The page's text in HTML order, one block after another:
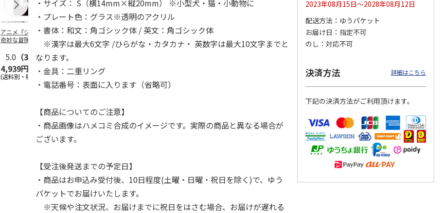
アニメ『ジョジョの
奇妙な冒険 黄金の
…
5.0 （3）
4,939円
(送料別・税込)
コジコジ／ショルダ
ー付きバッグ
1,760円
(送料別・税込)
アニメ『ジョジョの
奇妙な冒険 黄金の
風』CITY POP…
『ジョジョの奇妙な
冒険 スターダスト
クルセイダース』
冒険 スターダスト
クルセイダース』
POSTIES オリジナ
ルTシャツ Sサイズ
3,080円
(送料別・税込)
3,300円
(送料別・税込)
・サイズ： S（横14mm×縦20mm） ※小型犬・猫・小動物に
・プレート色：グラス※透明のアクリル
・書体：和文：角ゴシック体 / 英文：角ゴシック体
※漢字は最大6文字 /ひらがな・カタカナ・ 英数字は最大10文字までと
なります。
・金具：二重リング
・電話番号：表面に入ります（省略可）
【商品についてのご注意】
・商品画像はハメコミ合成のイメージです。実際の商品と異なる場合が
ございます。
【受注後発送までの予定日】
・商品はお申込み受付後、10日程度(土曜・日曜・祝日を除く)で、ゆう
パケットでお届けいたします。
※天候や注文状況、お届けまでに祝日をはさむ場合、お届けが遅れる
2023年08月15日～2028年08月12日
配送方法
ゆうパケット
お届け日
指定不可
のし
対応不可
決済方法 詳細はこちら
下記の決済方法がご利用頂けます。